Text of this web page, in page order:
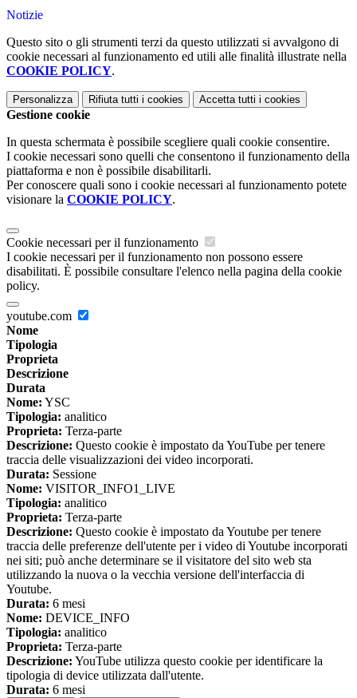
Notizie
Questo sito o gli strumenti terzi da questo utilizzati si avvalgono di
cookie necessari al funzionamento ed utili alle finalità illustrate nella
COOKIE POLICY.
Personalizza Rifiuta tutti i cookies Accetta tutti i cookies
Gestione cookie
In questa schermata è possibile scegliere quali cookie consentire.
I cookie necessari sono quelli che consentono il funzionamento della
piattaforma e non è possibile disabilitarli.
Per conoscere quali sono i cookie necessari al funzionamento potete
visionare la COOKIE POLICY.
Cookie necessari per il funzionamento
I cookie necessari per il funzionamento non possono essere
disabilitati. È possibile consultare l'elenco nella pagina della cookie
policy.
youtube.com
Nome
Tipologia
Proprieta
Descrizione
Durata
Nome: YSC
Tipologia: analitico
Proprieta: Terza-parte
Descrizione: Questo cookie è impostato da YouTube per tenere
traccia delle visualizzazioni dei video incorporati.
Durata: Sessione
Nome: VISITOR_INFO1_LIVE
Tipologia: analitico
Proprieta: Terza-parte
Descrizione: Questo cookie è impostato da Youtube per tenere
traccia delle preferenze dell'utente per i video di Youtube incorporati
nei siti; può anche determinare se il visitatore del sito web sta
utilizzando la nuova o la vecchia versione dell'interfaccia di
Youtube.
Durata: 6 mesi
Nome: DEVICE_INFO
Tipologia: analitico
Proprieta: Terza-parte
Descrizione: YouTube utilizza questo cookie per identificare la
tipologia di device utilizzata dall'utente.
Durata: 6 mesi